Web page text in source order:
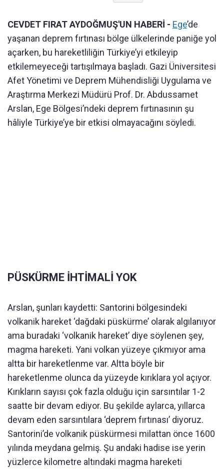
CEVDET FIRAT AYDOĞMUŞ'UN HABERİ - Ege’de
yaşanan deprem fırtınası bölge ülkelerinde paniğe yol
açarken, bu hareketliliğin Türkiye’yi etkileyip
etkilemeyeceği tartışılmaya başladı. Gazi Üniversitesi
Afet Yönetimi ve Deprem Mühendisliği Uygulama ve
Araştırma Merkezi Müdürü Prof. Dr. Abdussamet
Arslan, Ege Bölgesi’ndeki deprem fırtınasının şu
hâliyle Türkiye’ye bir etkisi olmayacağını söyledi.
PÜSKÜRME İHTİMALİ YOK
Arslan, şunları kaydetti: Santorini bölgesindeki
volkanik hareket ‘dağdaki püskürme’ olarak algılanıyor
ama buradaki ‘volkanik hareket’ diye söylenen şey,
magma hareketi. Yani volkan yüzeye çıkmıyor ama
altta bir hareketlenme var. Altta böyle bir
hareketlenme olunca da yüzeyde kırıklara yol açıyor.
Kırıkların sayısı çok fazla olduğu için sarsıntılar 1-2
saatte bir devam ediyor. Bu şekilde aylarca, yıllarca
devam eden sarsıntılara ‘deprem fırtınası’ diyoruz.
Santorini’de volkanik püskürmesi milattan önce 1600
yılında meydana gelmiş. Şu andaki hadise ise yerin
yüzlerce kilometre altındaki magma hareketi